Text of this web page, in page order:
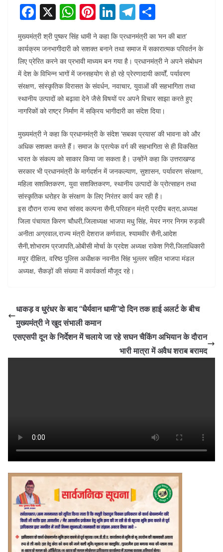
F
a
c
e
b
o
o
X W
at
s
A
p
p
Pi
nt
er
e
st
Li
k
e
dI
n
T
el
e
gr
a
m
ar
e
मुख्यमंत्री श्री पुष्कर सिंह धामी ने कहा कि प्रधानमंत्री का ‘मन की बात’
कार्यक्रम जनभागीदारी को सशक्त बनाने तथा समाज में सकारात्मक परिवर्तन के
लिए प्रेरित करने का प्रभावी माध्यम बन गया है। प्रधानमंत्री ने अपने संबोधन
में देश के विभिन्न भागों में जनसहयोग से हो रहे प्रेरणादायी कार्यों, पर्यावरण
संरक्षण, सांस्कृतिक विरासत के संवर्धन, नवाचार, युवाओं की सहभागिता तथा
स्थानीय उत्पादों को बढ़ावा देने जैसे विषयों पर अपने विचार साझा करते हुए
नागरिकों को राष्ट्र निर्माण में सक्रिय भागीदारी का संदेश दिया।
मुख्यमंत्री ने कहा कि प्रधानमंत्री के संदेश ‘सबका प्रयास’ की भावना को और
अधिक सशक्त करते हैं। समाज के प्रत्येक वर्ग की सहभागिता से ही विकसित
भारत के संकल्प को साकार किया जा सकता है। उन्होंने कहा कि उत्तराखण्ड
सरकार भी प्रधानमंत्री के मार्गदर्शन में जनकल्याण, सुशासन, पर्यावरण संरक्षण,
महिला सशक्तिकरण, युवा सशक्तिकरण, स्थानीय उत्पादों के प्रोत्साहन तथा
सांस्कृतिक धरोहर के संरक्षण के लिए निरंतर कार्य कर रही है।
इस दौरान राज्य सभा सांसद कल्पना सैनी,परिवहन मंत्री प्रदीप बत्रा,अध्यक्ष
जिला पंचायत किरण चौधरी,जिलाध्यक्ष भाजपा मधु सिंह, मेयर नगर निगम रुड़की
अनीता अग्रवाल,राज्य मंत्री देशराज कर्णवाल, श्यामवीर सैनी,आदेश
सैनी,शोभाराम प्रजापति,ओबीसी मोर्चा के प्रदेश अध्यक्ष राकेश गिरी,जिलाधिकारी
मयूर दीक्षित, वरिष्ठ पुलिस अधीक्षक नवनीत सिंह भुल्लर सहित भाजपा मंडल
अध्यक्ष, सैकड़ों की संख्या में कार्यकर्ता मौजूद रहे।
धाकड़ व धुरंधर के बाद “धैर्यवान धामी”दो दिन तक हाई अलर्ट के बीच
मुख्यमंत्री ने खुद संभाली कमान
एसएसपी दून के निर्देशन में चलाये जा रहे सघन चैकिंग अभियान के दौरान
भारी मात्रा में अवैध शराब बरामद